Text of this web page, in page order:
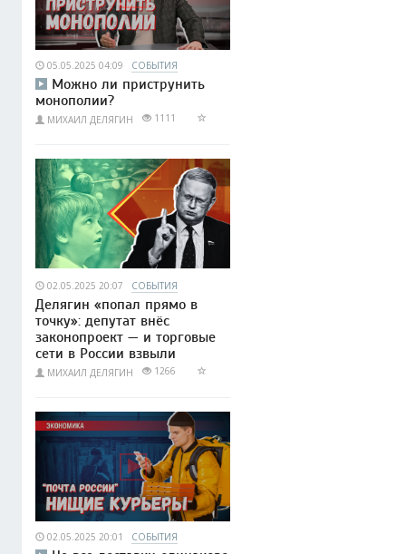
05.05.2025 04:09 СОБЫТИЯ
Можно ли приструнить
монополии?
МИХАИЛ ДЕЛЯГИН 1111
02.05.2025 20:07 СОБЫТИЯ
Делягин «попал прямо в
точку»: депутат внёс
законопроект — и торговые
сети в России взвыли
МИХАИЛ ДЕЛЯГИН 1266
02.05.2025 20:01 СОБЫТИЯ